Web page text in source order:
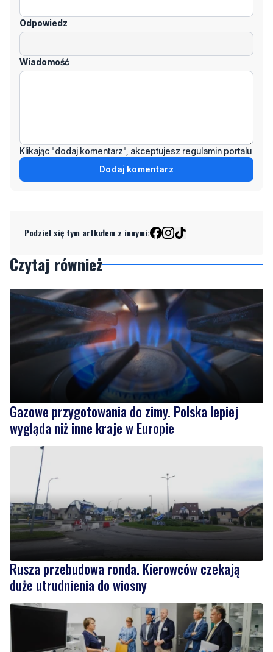
Wiadomość
Czytaj również
Gazowe przygotowania do zimy. Polska lepiej
wygląda niż inne kraje w Europie
Rusza przebudowa ronda. Kierowców czekają
duże utrudnienia do wiosny